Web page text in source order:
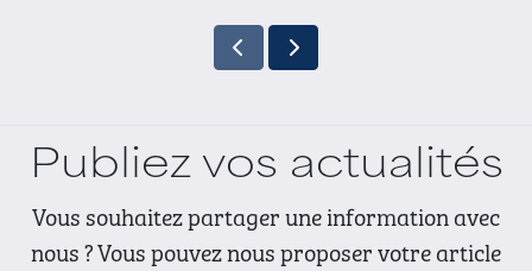
Publiez vos actualités
Vous souhaitez partager une information avec
nous ? Vous pouvez nous proposer votre article